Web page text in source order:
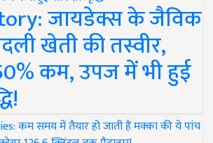
जायडेक्स के जैविक
खेती की तस्वीर,
कम, उपज में भी हुई